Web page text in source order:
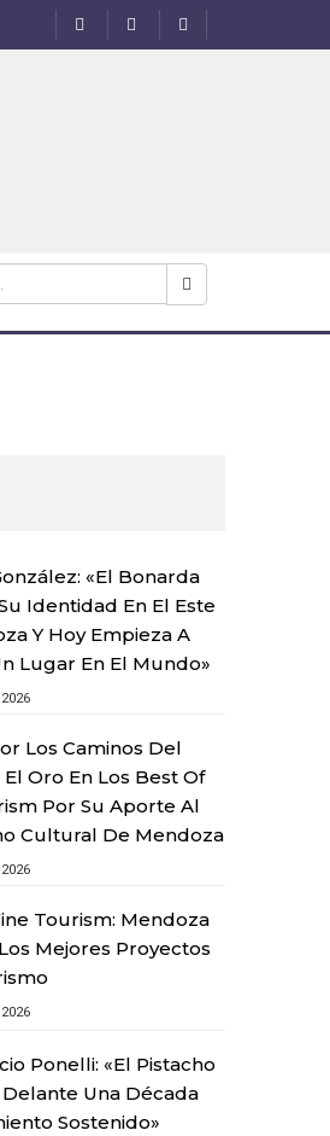
«El Bonarda
Identidad En El Este
Y Hoy Empieza A
Lugar En El Mundo»
Los Caminos Del
El Oro En Los Best Of
Por Su Aporte Al
Cultural De Mendoza
Tourism: Mendoza
Mejores Proyectos
Ponelli: «El Pistacho
Una Década
Sostenido»